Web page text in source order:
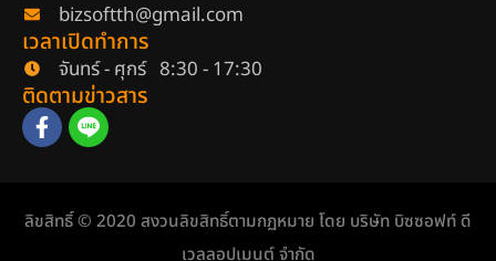
bizsoftth@gmail.com
เวลาเปิดทำการ
จันทร์ - ศุกร์ 8:30 - 17:30
ติดตามข่าวสาร
ลิขสิทธิ์ © 2020 สงวนลิขสิทธิ์ตามกฏหมาย โดย บริษัท บิซซอฟท์ ดี
เวลลอปเมนต์ จำกัด